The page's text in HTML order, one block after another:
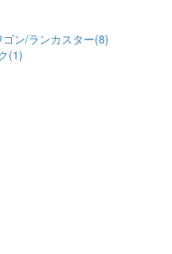
ン/ランカスター(8)
(1)